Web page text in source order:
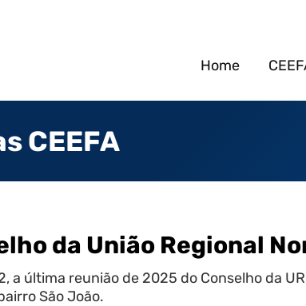
Home
CEEFA
da União Regional
a última reunião de 2025 do Conselho da
São João.